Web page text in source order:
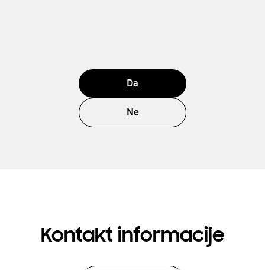
Da
Ne
Kontakt informacije